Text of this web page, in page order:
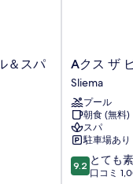
＆スパ
A
ク
ス
ザ
ビ
ク
ト
リ
ア
Aクス ザ
Sliema
プール
朝食 (無料)
スパ
駐車場あり
10
段
9.2 とても
口コミ